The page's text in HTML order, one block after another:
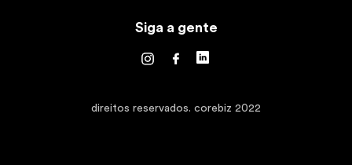
Siga a gente
direitos reservados. corebiz 2022